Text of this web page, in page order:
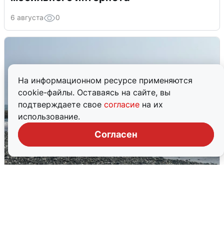
На информационном ресурсе применяются
cookie-файлы. Оставаясь на сайте, вы
подтверждаете свое согласие на их
использование.
Согласен
6 августа 0